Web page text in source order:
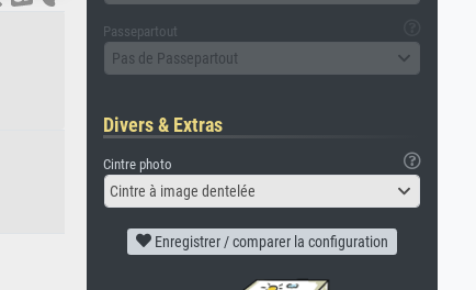
Passepartout
Pas de Passepartout
Divers & Extras
Cintre photo
Cintre à image dentelée
Enregistrer / comparer la configuration